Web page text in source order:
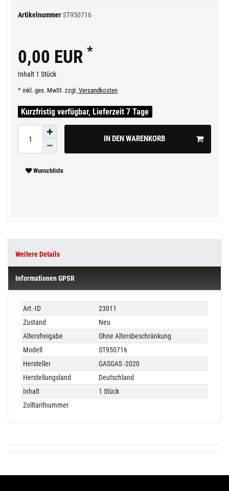
ArtikelnummerST950716
0,00 EUR *
Inhalt 1 Stück
* inkl. ges. MwSt. zzgl. Versandkosten
Kurzfristig verfügbar, Lieferzeit 7 Tage
IN DEN WARENKORB
Wunschliste
Weitere Details
Informationen GPSR
Technisches
Merkmal
Wert
Art.-ID
23011
Zustand
Neu
Altersfreigabe
Ohne Altersbeschränkung
Modell
ST950716
Hersteller
GASGAS -2020
Herstellungsland
Deutschland
Inhalt
1 Stück
Zolltarifnummer